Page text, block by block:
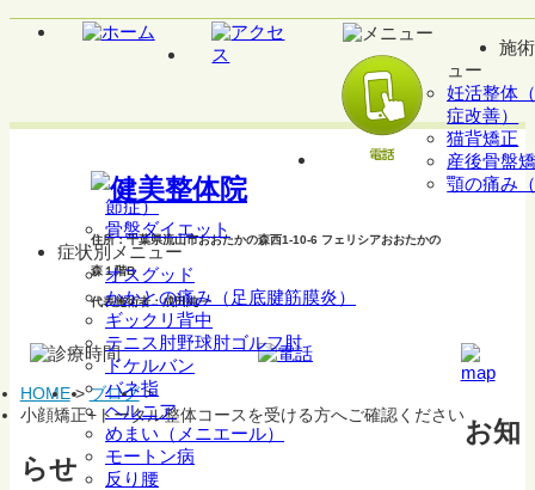
施
ュー
妊活整体
症改善）
猫背矯正
産後骨盤
顎の痛み
節症）
骨盤ダイエット
症状別メニュー
オスグッド
かかとの痛み（足底腱筋膜炎）
ギックリ背中
テニス肘野球肘ゴルフ肘
ドケルバン
バネ指
ヘルニア
めまい（メニエール）
モートン病
反り腰
住所：千葉県流山市おおたかの森西1-10-6 フェリシアおおたかの
森１階B
代表施術者：成田純一
HOME>ブログ>
小顔矯正+トータル整体コースを受ける方へご確認ください
お知
らせ